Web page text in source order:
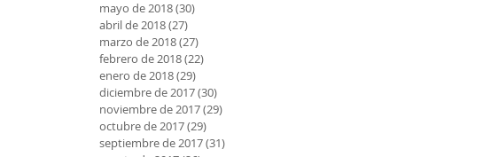
mayo de 2018(30)
abril de 2018(27)
marzo de 2018(27)
febrero de 2018(22)
enero de 2018(29)
diciembre de 2017(30)
noviembre de 2017(29)
octubre de 2017(29)
septiembre de 2017(31)